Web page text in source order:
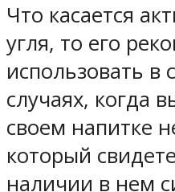
Что касается
угля, то его
использовать в
случаях, когда
своем напитке
который
наличии в нем